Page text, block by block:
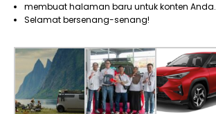
membuat halaman baru untuk konten Anda.
Selamat bersenang-senang!